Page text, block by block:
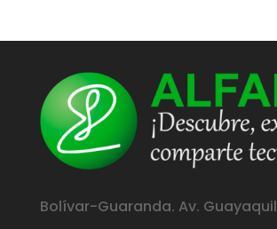
Bolívar-Guaranda. Av. Guayaquil